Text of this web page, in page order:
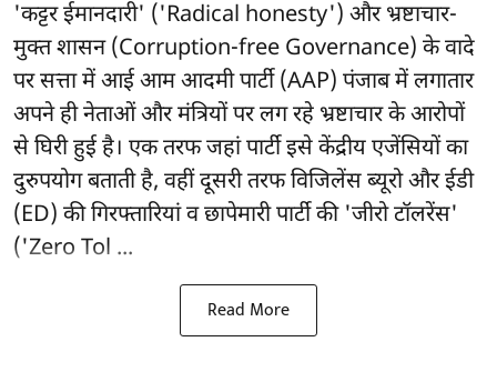
'कट्टर ईमानदारी' ('Radical honesty') और भ्रष्टाचार-
मुक्त शासन (Corruption-free Governance) के वादे
पर सत्ता में आई आम आदमी पार्टी (AAP) पंजाब में लगातार
अपने ही नेताओं और मंत्रियों पर लग रहे भ्रष्टाचार के आरोपों
से घिरी हुई है। एक तरफ जहां पार्टी इसे केंद्रीय एजेंसियों का
दुरुपयोग बताती है, वहीं दूसरी तरफ विजिलेंस ब्यूरो और ईडी
(ED) की गिरफ्तारियां व छापेमारी पार्टी की 'जीरो टॉलरेंस'
('Zero Tol ...
Read More